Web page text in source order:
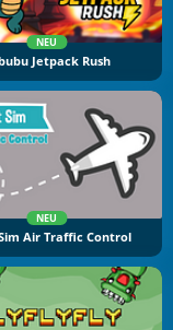
NEU
Jetpack Rush
NEU
Air Traffic Control